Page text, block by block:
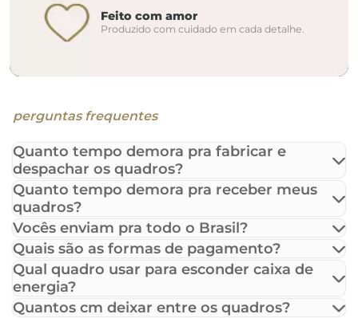
Feito com amor
Produzido com cuidado em cada detalhe.
perguntas frequentes
Quanto tempo demora pra fabricar e
despachar os quadros?
Quanto tempo demora pra receber meus
quadros?
Vocês enviam pra todo o Brasil?
Quais são as formas de pagamento?
Qual quadro usar para esconder caixa de
energia?
Quantos cm deixar entre os quadros?